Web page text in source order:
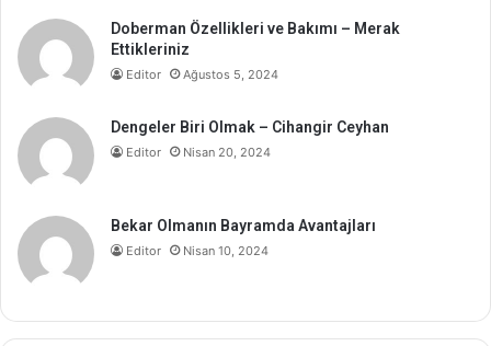
Doberman Özellikleri ve Bakımı – Merak
Ettikleriniz
Editor Ağustos 5, 2024
Dengeler Biri Olmak – Cihangir Ceyhan
Editor Nisan 20, 2024
Bekar Olmanın Bayramda Avantajları
Editor Nisan 10, 2024